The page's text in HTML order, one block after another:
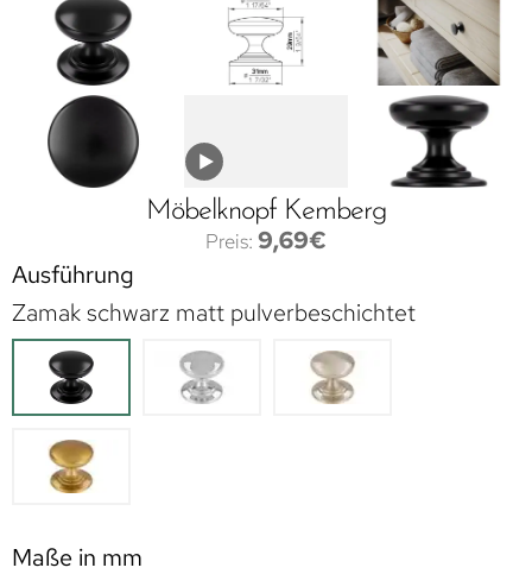
Möbelknopf Kemberg
9,69€
Ausführung
Zamak schwarz matt pulverbeschichtet
Maße in mm